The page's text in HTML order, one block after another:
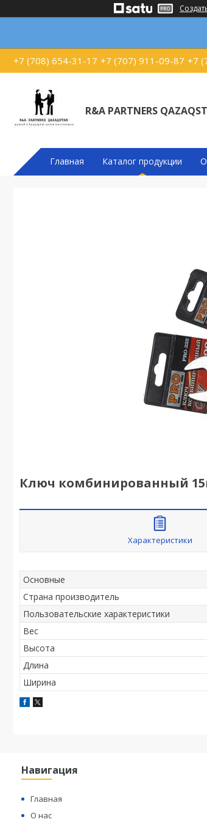
+7 (708) 654-31-17 +7 (707) 911-09-87 +7
R&A PARTNERS
Главная Каталог продукции
Ключ комбинированный
Характеристики
Основные
Страна производитель
Пользовательские характеристики
Вес
Высота
Длина
Ширина
Навигация
Главная
О нас